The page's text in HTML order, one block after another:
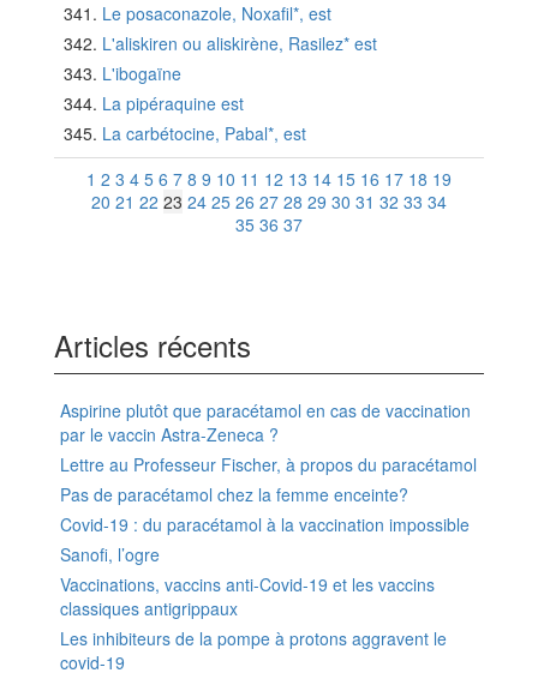
Le posaconazole, Noxafil*, est
L'aliskiren ou aliskirène, Rasilez* est
L'ibogaïne
La pipéraquine est
La carbétocine, Pabal*, est
1 2 3 4 5 6 7 8 9 10 11 12 13 14 15 16 17 18 19
20 21 22 23 24 25 26 27 28 29 30 31 32 33 34
35 36 37
Articles récents
Aspirine plutôt que paracétamol en cas de vaccination
par le vaccin Astra-Zeneca ?
Lettre au Professeur Fischer, à propos du paracétamol
Pas de paracétamol chez la femme enceinte?
Covid-19 : du paracétamol à la vaccination impossible
Sanofi, l’ogre
Vaccinations, vaccins anti-Covid-19 et les vaccins
classiques antigrippaux
Les inhibiteurs de la pompe à protons aggravent le
covid-19